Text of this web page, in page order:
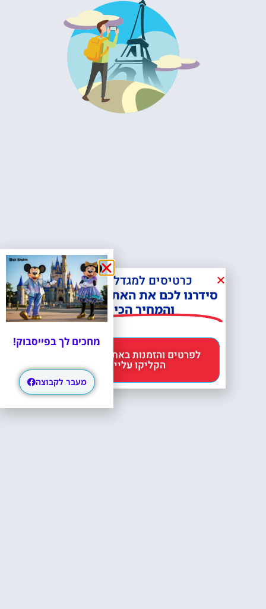
כרטיסים למגדל אייפל?
סידרנו לכם את האתר הכי אמין -
והמחיר הכי זול!
הקליקו עליי 😊
מחכים לך בפייסבוק!
מעבר לקבוצה